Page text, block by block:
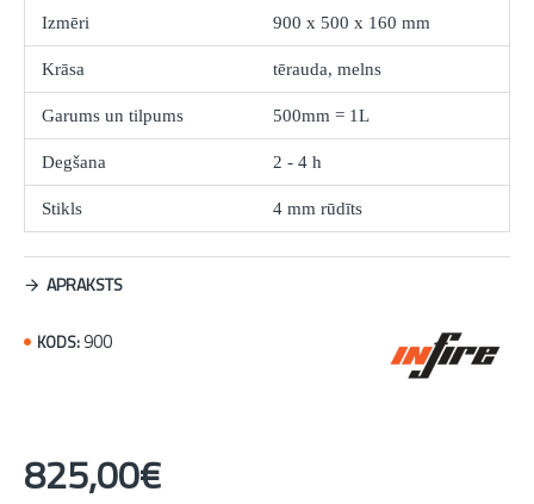
Izmēri 900 x 500 x 160 mm
Krāsa tērauda, melns
Garums un tilpums 500mm = 1L
Degšana 2 - 4 h
Stikls 4 mm rūdīts
APRAKSTS
KODS:900
825,00€